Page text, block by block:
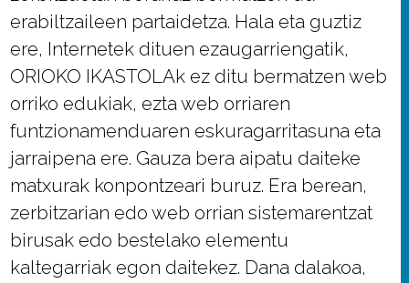
erabiltzaileen partaidetza. Hala eta guztiz
ere, Internetek dituen ezaugarriengatik,
ORIOKO IKASTOLAk ez ditu bermatzen web
orriko edukiak, ezta web orriaren
funtzionamenduaren eskuragarritasuna eta
jarraipena ere. Gauza bera aipatu daiteke
matxurak konpontzeari buruz. Era berean,
zerbitzarian edo web orrian sistemarentzat
birusak edo bestelako elementu
kaltegarriak egon daitekez. Dana dalakoa,